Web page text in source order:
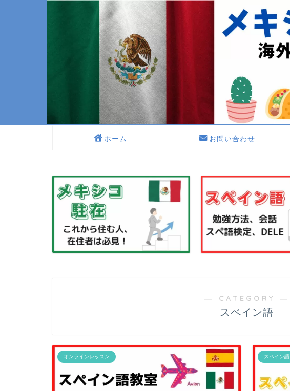
ホーム お問い合わせ
― CATEGORY ―
スペイン語
オンラインレッスン スペイン語